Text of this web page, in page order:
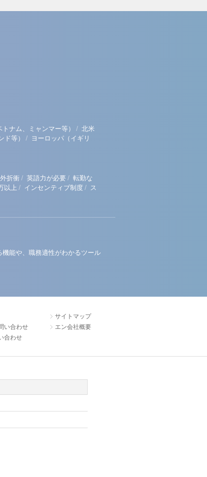
ナム、ミャンマー等） / 北米
等） / ヨーロッパ（イギリ
折衝 / 英語力が必要 / 転勤な
以上 / インセンティブ制度 / ス
能や、職務適性がわかるツール
い合わせ
合わせ
サイトマップ
エン会社概要